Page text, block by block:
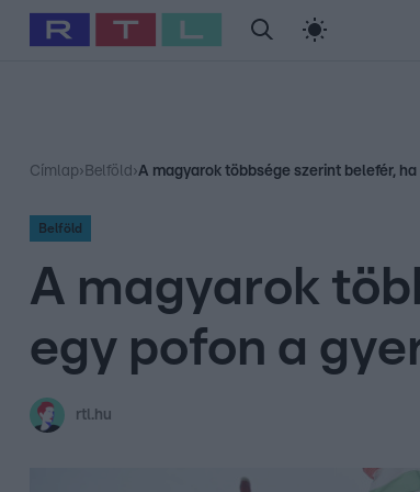
Babits Marcella Szellő István Most Wanted
Címlap› Belföld ›A magyarok többsége szerint belefér,
Belföld
A magyarok
egy pofon a
rtl.hu